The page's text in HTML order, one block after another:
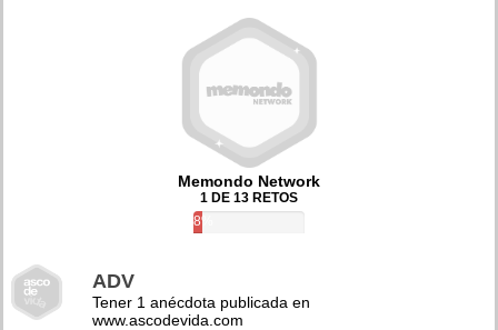
Memondo Network
1 DE 13 RETOS
8%
ADV
Tener 1 anécdota publicada en
www.ascodevida.com